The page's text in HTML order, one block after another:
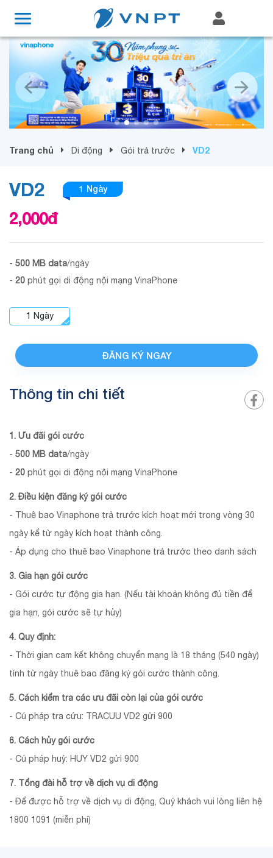
Trang chủ Di động Gói trả trước VD2
VD2 1 Ngày
2,000đ
- 500 MB data/ngày
- 20 phút gọi di động nội mạng VinaPhone
1 Ngày
ĐĂNG KÝ NGAY
Thông tin chi tiết
1. Ưu đãi gói cước
- 500 MB data/ngày
- 20 phút gọi di động nội mạng VinaPhone
2. Điều kiện đăng ký gói cước
- Thuê bao Vinaphone trả trước kích hoạt mới trong vòng 30
ngày kể từ ngày kích hoạt thành công.
- Áp dụng cho thuê bao Vinaphone trả trước theo danh sách
3. Gia hạn gói cước
- Gói cước tự động gia hạn. (Nếu tài khoản không đủ tiền để
gia hạn, gói cước sẽ tự hủy)
4. Quy định:
- Thời gian cam kết không chuyển mạng là 18 tháng (540 ngày)
tính từ ngày thuê bao đăng ký gói cước thành công.
5. Cách kiểm tra các ưu đãi còn lại của gói cước
- Cú pháp tra cứu: TRACUU VD2 gửi 900
6. Cách hủy gói cước
- Cú pháp huỷ: HUY VD2 gửi 900
7. Tổng đài hỗ trợ về dịch vụ di động
- Để được hỗ trợ về dịch vụ di động, Quý khách vui lòng liên hệ
1800 1091 (miễn phí)